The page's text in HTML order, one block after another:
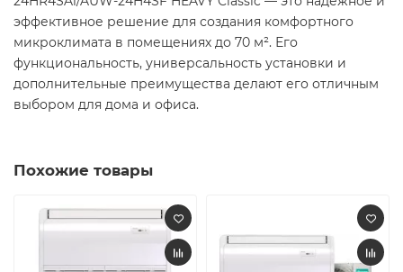
эффективное решение для создания комфортного
микроклимата в помещениях до 70 м². Его
функциональность, универсальность установки и
дополнительные преимущества делают его отличным
выбором для дома и офиса.
Похожие товары